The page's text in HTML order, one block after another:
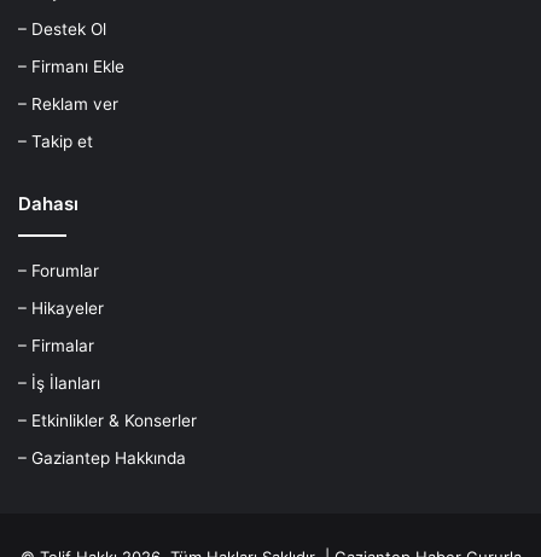
– Destek Ol
– Firmanı Ekle
– Reklam ver
– Takip et
Dahası
– Forumlar
– Hikayeler
– Firmalar
– İş İlanları
– Etkinlikler & Konserler
– Gaziantep Hakkında